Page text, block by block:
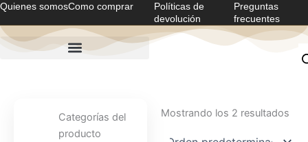
Ir
al
contenido
Quienes somosComo comprar
Políticas de
devolución
Preguntas
frecuentes
Categorías del
producto
Mostrando los 2 resultados